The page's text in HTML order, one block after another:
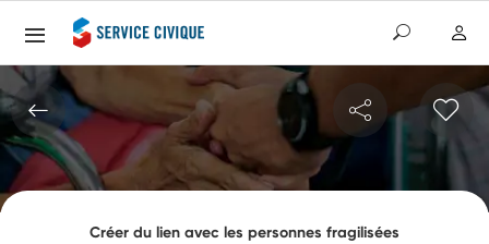
Créer du lien avec les personnes fragilisées